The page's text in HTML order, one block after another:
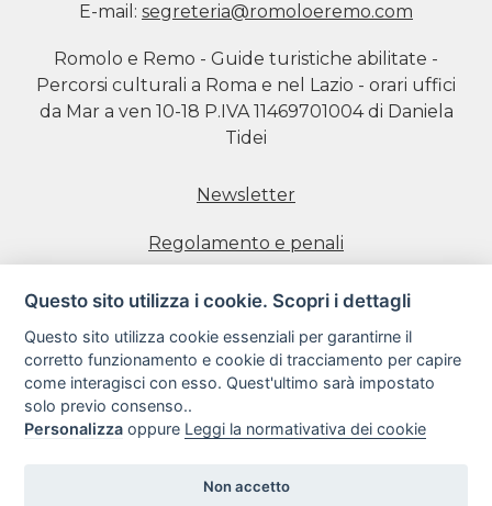
E-mail: segreteria@romoloeremo.com
Romolo e Remo - Guide turistiche abilitate -
Percorsi culturali a Roma e nel Lazio - orari uffici
da Mar a ven 10-18 P.IVA 11469701004 di Daniela
Tidei
Newsletter
Regolamento e penali
Prenotazione visite
Informativa estesa sull'uso dei Cookie
Informativa sulla Privacy
Condizioni di utilizzo del sito web
Questo sito utilizza i cookie. Scopri i dettagli
Questo sito utilizza cookie essenziali per garantirne il
corretto funzionamento e cookie di tracciamento per capire
come interagisci con esso. Quest'ultimo sarà impostato
solo previo consenso..
Personalizza oppure Leggi la normativativa dei cookie
Non accetto